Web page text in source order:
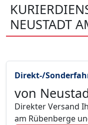
NEUSTADT
Direkt-/
von
Direkter Versand
am Rübenberge